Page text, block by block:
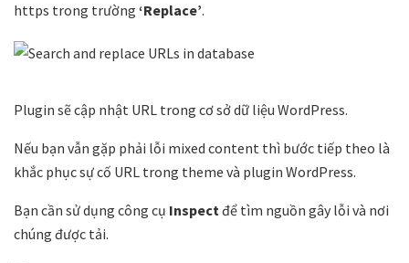
https trong trường ‘Replace’.
Plugin sẽ cập nhật URL trong cơ sở dữ liệu WordPress.
Nếu bạn vẫn gặp phải lỗi mixed content thì bước tiếp theo là
khắc phục sự cố URL trong theme và plugin WordPress.
Bạn cần sử dụng công cụ Inspectđể tìm nguồn gây lỗi và nơi
chúng được tải.